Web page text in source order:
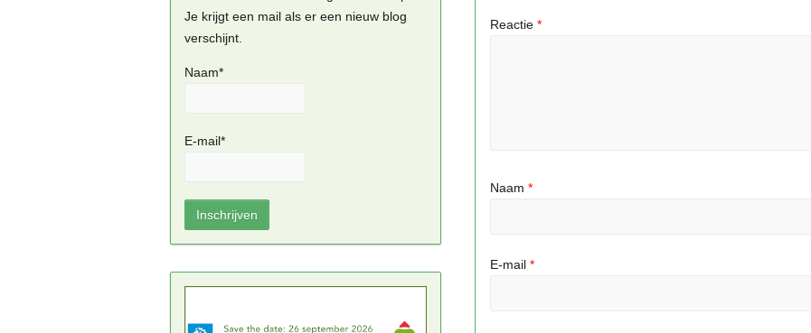
Reactie *
Naam *
E-mail *
Je krijgt een mail als er een nieuw blog
verschijnt.
Naam*
E-mail*